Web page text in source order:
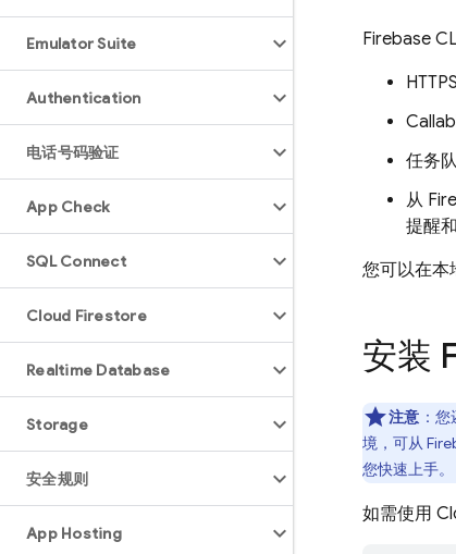
Emulator Suite
Authentication
电话号码验证
App Check
SQL Connect
Cloud Firestore
Realtime Database
Storage
安全规则
App Hosting
Firebase
任务
从
提醒
您可以在本
安装
注意 ：
境，可从
您快速上手。
如需使用